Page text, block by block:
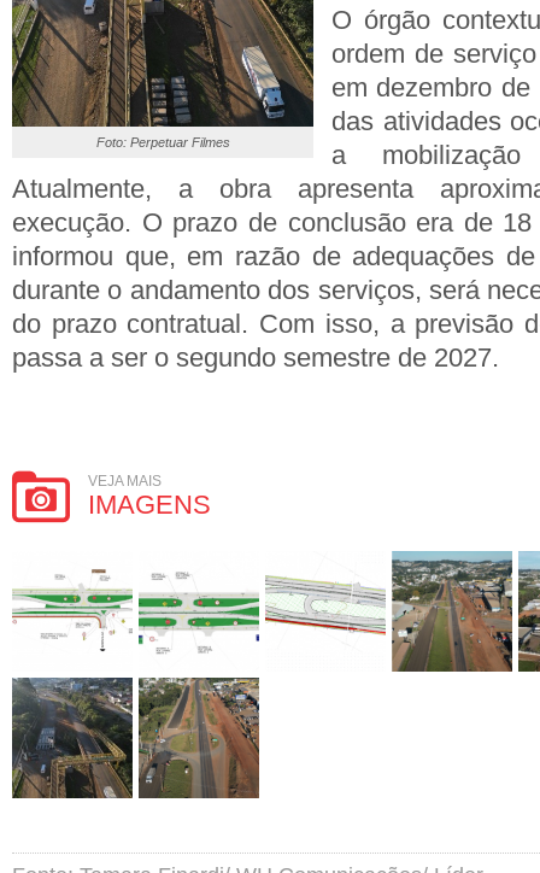
Foto: Perpetuar Filmes
O órgão
ordem de
em dezembro
das atividades
a
Atualmente, a obra apresenta
execução. O prazo de conclusão era de
informou que, em razão de adequações
durante o andamento dos serviços, será
do prazo contratual. Com isso, a previsão
passa a ser o segundo semestre de 2027.
VEJA MAIS
IMAGENS